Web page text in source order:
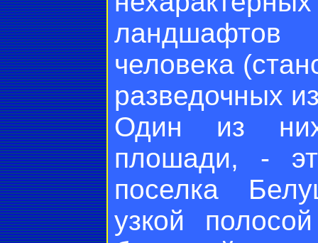
ландшафтов
человека
разведочных
Один из
плошади, -
поселка
узкой